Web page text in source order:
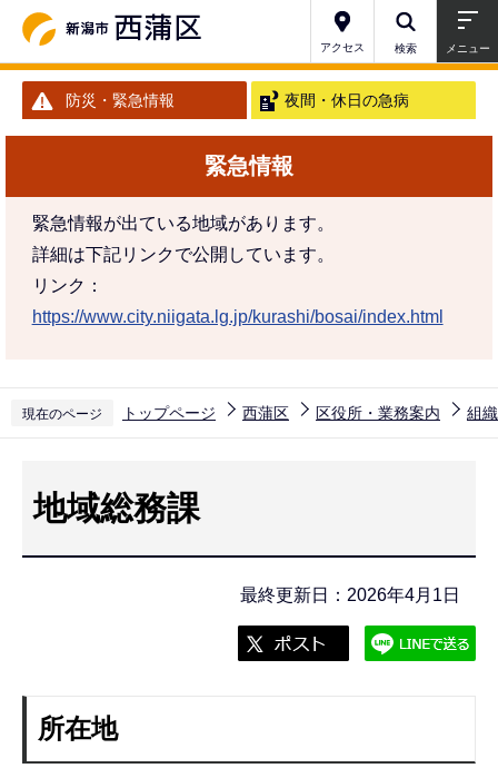
ジ
先
アクセス 検索 メニュー
防災・緊急情報 夜間・休日の急病
緊急情報
緊急情報が出ている地域があります。
詳細は下記リンクで公開しています。
リンク：
https://www.city.niigata.lg.jp/kurashi/bosai/index.html
現在のページ トップページ 西蒲区 区役所・業務案内 組
地域総務課
最終更新日：2026年4月1日
所在地